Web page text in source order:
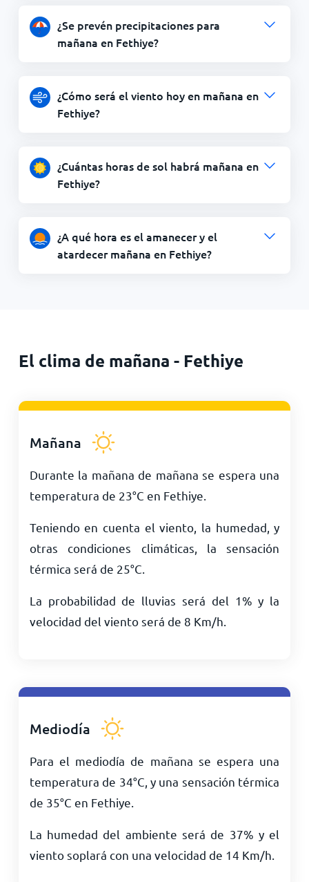
¿Se prevén precipitaciones para
mañana en Fethiye?
¿Cómo será el viento hoy en mañana en
Fethiye?
¿Cuántas horas de sol habrá mañana en
Fethiye?
¿A qué hora es el amanecer y el
atardecer mañana en Fethiye?
El clima de mañana - Fethiye
Mañana
Durante la mañana de mañana se espera una
temperatura de 23°C en Fethiye.
Teniendo en cuenta el viento, la humedad, y
otras condiciones climáticas, la sensación
térmica será de 25°C
La probabilidad de lluvias será del 1% y la
velocidad del viento será de 8 Km/h
Mediodía
Para el mediodía de mañana se espera una
temperatura de 34°C , y una sensación térmica
de 35°C en Fethiye.
La humedad del ambiente será de 37% y el
viento soplará con una velocidad de 14 Km/h